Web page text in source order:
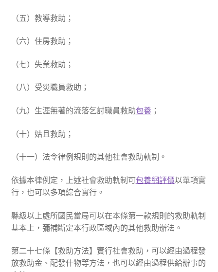
（五）教導救助；
（六）住房救助；
（七）失業救助；
（八）受災職員救助；
（九）生涯無著的流落乞討職員救助包養；
（十）姑且救助；
（十一）法令律例規則的其他社會救助軌制。
依據本律例定，上述社會救助軌制可包養網評價以單項實
行，也可以多項綜合實行。
縣級以上處所國民當局可以在本條第一款規則的救助軌制
基本上，彌補斷定本行政區域內的其他救助辦法。
第二十七條【救助方法】實行社會救助，可以經由過程發
放救助金、配發什物等方法，也可以經由過程供給辦事的